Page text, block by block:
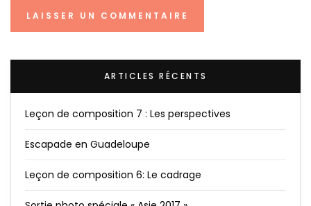
ARTICLES RÉCENTS
Leçon de composition 7 : Les perspectives
Escapade en Guadeloupe
Leçon de composition 6: Le cadrage